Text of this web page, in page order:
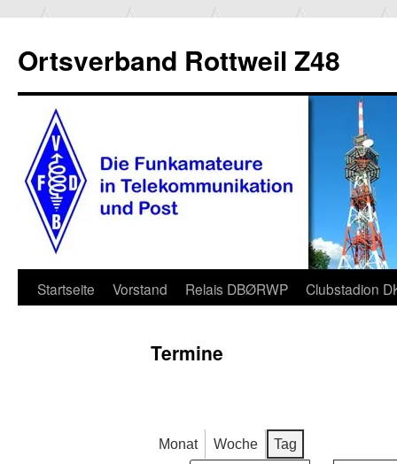
Ortsverband Rottweil Z48
Zum
Startseite Vorstand Relais DBØRWP Clubstadion
Termine
Monat Woche Tag